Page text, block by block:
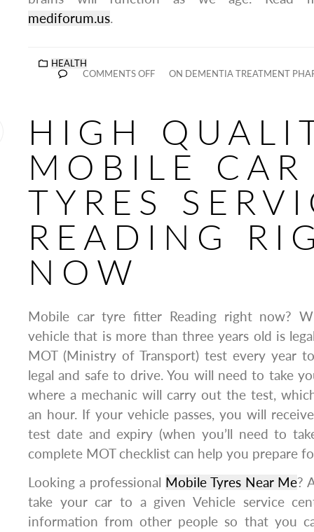
mediforum.us.
HEALTH
COMMENTS OFF
ON DEMENTIA TREATMENT
HIGH
MOBILE CAR
TYRES
READING
NOW
Mobile car tyre fitter Reading right now?
vehicle that is more than three years old is
MOT (Ministry of Transport) test every year
legal and safe to drive. You will need to take
where a mechanic will carry out the test,
an hour. If your vehicle passes, you will
test date and expiry (when you’ll need to
complete MOT checklist can help you prepare
Looking a professional Mobile Tyres Near Me?
take your car to a given Vehicle service
information from other people so that you